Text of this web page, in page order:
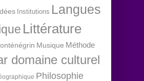
Institutions Langues
Littérature
Musique Méthode
domaine culturel
Philosophie